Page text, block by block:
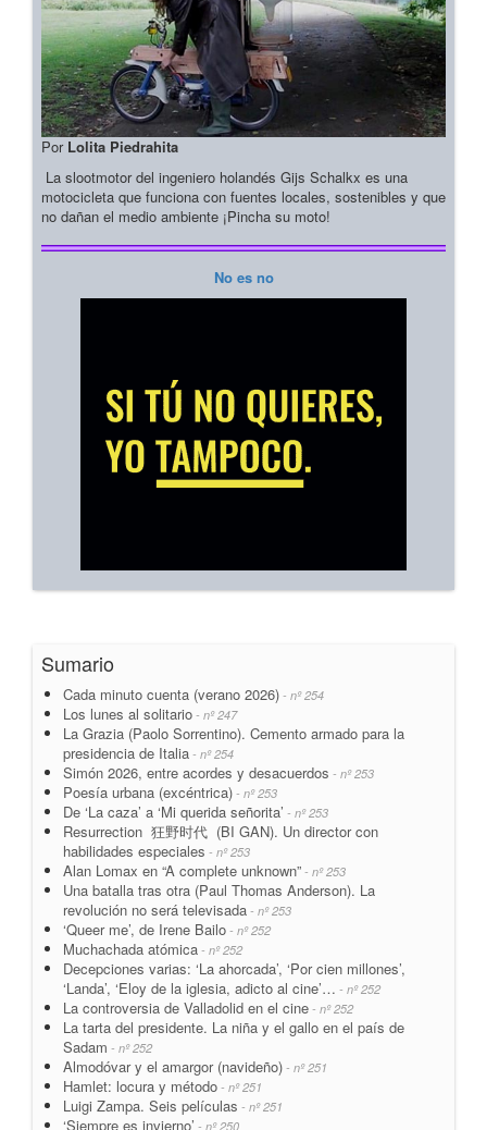
Por Lolita Piedrahita
La slootmotor del ingeniero holandés Gijs Schalkx es una
motocicleta que funciona con fuentes locales, sostenibles y que
no dañan el medio ambiente ¡Pincha su moto!
No es no
Sumario
Cada minuto cuenta (verano 2026) - nº 254
Los lunes al solitario - nº 247
La Grazia (Paolo Sorrentino). Cemento armado para la
presidencia de Italia - nº 254
Simón 2026, entre acordes y desacuerdos - nº 253
Poesía urbana (excéntrica) - nº 253
De ‘La caza’ a ‘Mi querida señorita’ - nº 253
Resurrection 狂野时代 (BI GAN). Un director con
habilidades especiales - nº 253
Alan Lomax en “A complete unknown” - nº 253
Una batalla tras otra (Paul Thomas Anderson). La
revolución no será televisada - nº 253
‘Queer me’, de Irene Bailo - nº 252
Muchachada atómica - nº 252
Decepciones varias: ‘La ahorcada’, ‘Por cien millones’,
‘Landa’, ‘Eloy de la iglesia, adicto al cine’… - nº 252
La controversia de Valladolid en el cine - nº 252
La tarta del presidente. La niña y el gallo en el país de
Sadam - nº 252
Almodóvar y el amargor (navideño) - nº 251
Hamlet: locura y método - nº 251
Luigi Zampa. Seis películas - nº 251
‘Siempre es invierno’ - nº 250